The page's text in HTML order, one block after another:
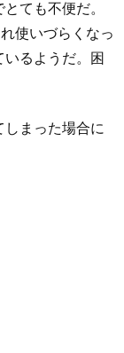
ても不便だ。
使いづらくなっ
るようだ。困
まった場合に